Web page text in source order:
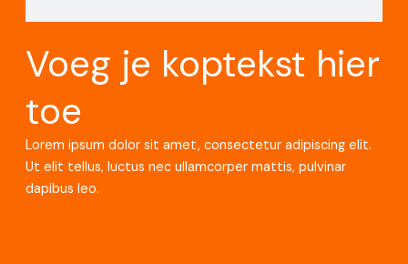
Voeg je koptekst hier
toe
Lorem ipsum dolor sit amet, consectetur adipiscing elit.
Ut elit tellus, luctus nec ullamcorper mattis, pulvinar
dapibus leo.